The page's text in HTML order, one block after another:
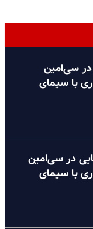
سی‌امین
با سیمای
در سی‌امین
با سیمای